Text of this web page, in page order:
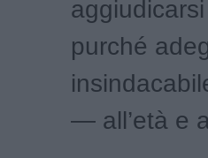
purché
— all’età e